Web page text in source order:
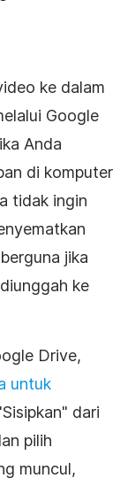
ke dalam
Google
Anda
di komputer
tidak ingin
jika
ke
Drive,
untuk
dari
pilih
muncul,